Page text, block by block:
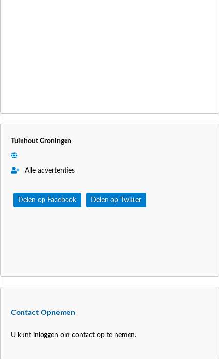
Tuinhout Groningen
Alle advertenties
Delen op Facebook Delen op Twitter
Contact Opnemen
U kunt inloggen om contact op te nemen.